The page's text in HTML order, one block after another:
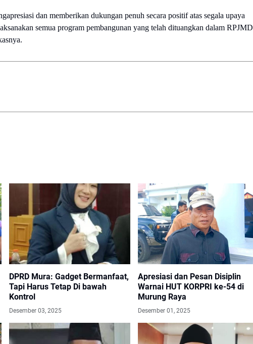
dan memberikan dukungan penuh secara positif atas segala upaya
semua program pembangunan yang telah dituangkan dalam RPJMD
DPRD Mura: Gadget Bermanfaat,
Tapi Harus Tetap Di bawah
Kontrol
Desember 03, 2025
Apresiasi dan Pesan Disiplin
Warnai HUT KORPRI ke-54 di
Murung Raya
Desember 01, 2025